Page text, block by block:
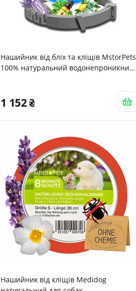
Нашийник від бліх та кліщів MstorPets
100% натуральний водонепроникний
1 152
Нашийник від кліщів Medidog